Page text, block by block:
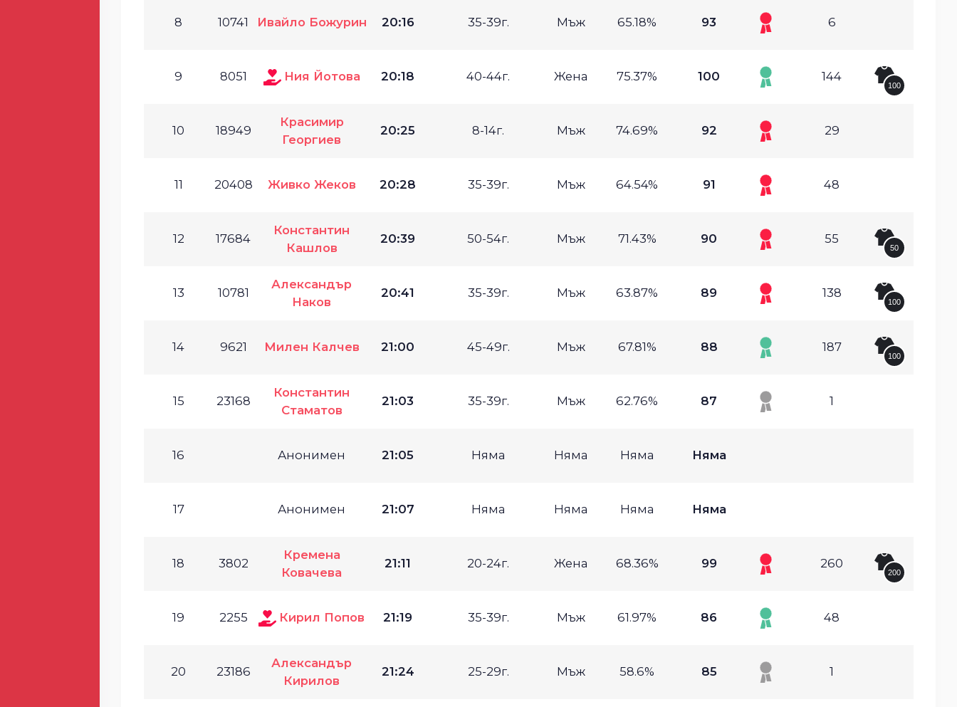
8 10741 Ивайло Божурин 20:16 35-39г. Мъж 65.18% 93 6
9 8051 Ния Йотова 20:18 40-44г. Жена 75.37% 100 144
100
10 18949
Красимир
Георгиев
20:25 8-14г. Мъж 74.69% 92 29
11 20408 Живко Жеков 20:28 35-39г. Мъж 64.54% 91 48
12 17684
Константин
Кашлов
20:39 50-54г. Мъж 71.43% 90 55
50
13 10781
Александър
Наков
20:41 35-39г. Мъж 63.87% 89 138
100
14 9621 Милен Калчев 21:00 45-49г. Мъж 67.81% 88 187
100
15 23168
Константин
Стаматов
21:03 35-39г. Мъж 62.76% 87 1
16 Анонимен 21:05 Няма Няма Няма Няма
17 Анонимен 21:07 Няма Няма Няма Няма
18 3802
Кремена
Ковачева
21:11 20-24г. Жена 68.36% 99 260
200
19 2255 Кирил Попов 21:19 35-39г. Мъж 61.97% 86 48
20 23186
Александър
Кирилов
21:24 25-29г. Мъж 58.6% 85 1